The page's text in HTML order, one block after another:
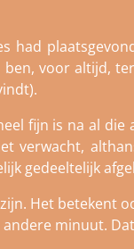
had
voor altijd,
fijn is na al die
verwacht,
gedeeltelijk
Het betekent
minuut.